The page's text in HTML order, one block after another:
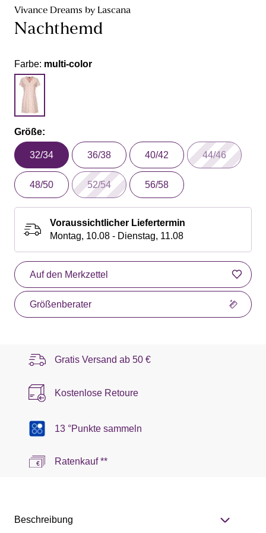
Vivance Dreams by Lascana
Nachthemd
Farbe: multi-color
Größe:
32/34 36/38 40/42 44/46
48/50 52/54 56/58
Voraussichtlicher Liefertermin
Montag, 10.08 - Dienstag, 11.08
Auf den Merkzettel
Größenberater
Gratis Versand ab 50 €
Kostenlose Retoure
13 °Punkte sammeln
Ratenkauf **
Beschreibung